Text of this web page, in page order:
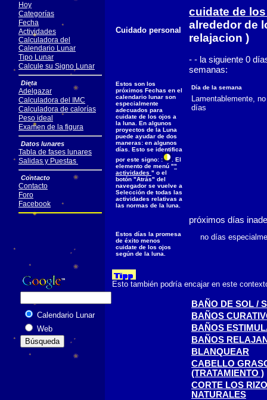
Cuidado personal
cuidate de
alrededor de
relajacion )
- - la siguiente 0
semanas:
Estos son los
próximos Fechas en el
calendario lunar son
especialmente
adecuados para
cuidate de los ojos a
la luna. En algunos
proyectos de la Luna
puede ayudar de dos
maneras: en algunos
días. Esto se identifica
por este signo: :
. El
elemento de menú ""
actividades " o el
botón "Atrás" del
navegador se vuelve a
Selección de todas las
actividades relativas a
las normas de la luna.
Día de la semana
Lamentablemente,
días
próximos días
Estos días la promesa
de éxito menos
cuidate de los ojos
según de la luna.
no días
Esto también podría encajar en este
BAÑO DE SOL /
BAÑOS
BAÑOS
BAÑOS
BLANQUEAR
CABELLO
(TRATAMIENTO )
CORTE LOS
NATURALES
Hoy
Categorías
Fecha
Actividades
Calculadora del
Calendario Lunar
Tipo Lunar
Calcule su Signo Lunar
Dieta
Adelgazar
Calculadora del IMC
Calculadora de calorías
Peso ideal
Examen de la figura
Datos lunares
Tabla de fases lunares
Salidas y Puestas
Contacto
Contacto
Foro
Facebook
Calendario Lunar
Web